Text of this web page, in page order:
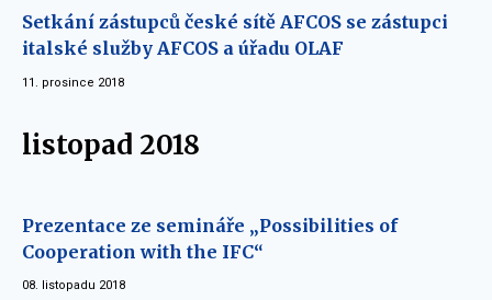
Setkání zástupců české sítě AFCOS se zástupci
italské služby AFCOS a úřadu OLAF
11. prosince 2018
listopad 2018
Prezentace ze semináře „Possibilities of
Cooperation with the IFC“
08. listopadu 2018